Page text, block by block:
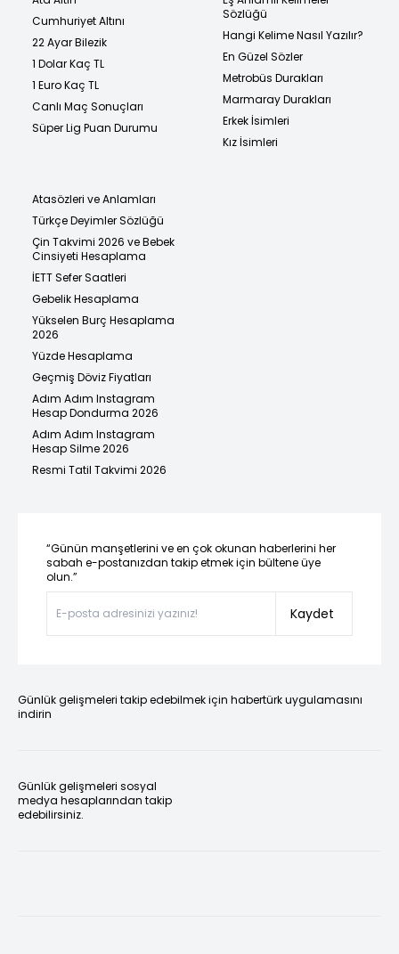
Cumhuriyet Altını
22 Ayar Bilezik
1 Dolar Kaç TL
1 Euro Kaç TL
Canlı Maç Sonuçları
Süper Lig Puan Durumu
Sözlüğü
Hangi Kelime Nasıl Yazılır?
En Güzel Sözler
Metrobüs Durakları
Marmaray Durakları
Erkek İsimleri
Kız İsimleri
Atasözleri ve Anlamları
Türkçe Deyimler Sözlüğü
Çin Takvimi 2026 ve Bebek
Cinsiyeti Hesaplama
İETT Sefer Saatleri
Gebelik Hesaplama
Yükselen Burç Hesaplama
2026
Yüzde Hesaplama
Geçmiş Döviz Fiyatları
Adım Adım Instagram
Hesap Dondurma 2026
Adım Adım Instagram
Hesap Silme 2026
Resmi Tatil Takvimi 2026
“Günün manşetlerini ve en çok okunan haberlerini her
sabah e-postanızdan takip etmek için bültene üye
olun.”
Kaydet
Günlük gelişmeleri takip edebilmek için habertürk uygulamasını
indirin
Günlük gelişmeleri sosyal
medya hesaplarından takip
edebilirsiniz.